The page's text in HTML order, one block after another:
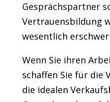
Gesprächspartner
Vertrauensbildung
wesentlich
Wenn Sie ihren
schaffen Sie für
die idealen